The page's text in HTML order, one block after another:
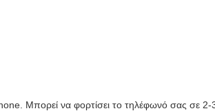
Μπορεί να φορτίσει το τηλέφωνό σας σε